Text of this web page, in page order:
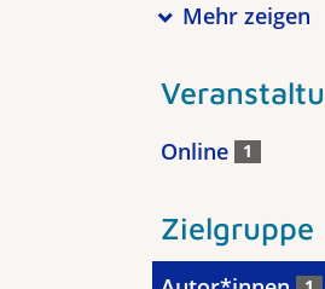
Mehr zeigen
Online 1
Zielgruppe